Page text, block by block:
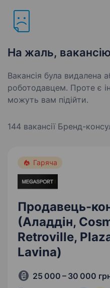
На жаль,
Вакансія була видалена
роботодавцем. Проте є
можуть вам підійти.
144 вакансії Бренд-
Гаряча
Продавець-
(Аладдін,
Retroville,
Lavina)
25 000 – 30 000